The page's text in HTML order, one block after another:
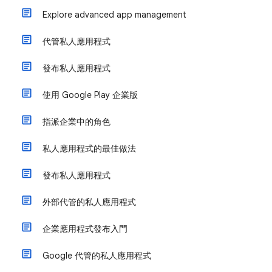
Explore advanced app management
代管私人應用程式
發布私人應用程式
使用 Google Play 企業版
指派企業中的角色
私人應用程式的最佳做法
發布私人應用程式
外部代管的私人應用程式
企業應用程式發布入門
Google 代管的私人應用程式